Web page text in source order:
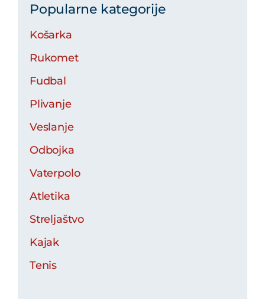
Popularne kategorije
Košarka
Rukomet
Fudbal
Plivanje
Veslanje
Odbojka
Vaterpolo
Atletika
Streljaštvo
Kajak
Tenis